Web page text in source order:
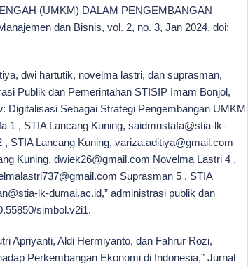
(UMKM) DALAM PENGEMBANGAN
dan Bisnis, vol. 2, no. 3, Jan 2024, doi:
dwi hartutik, novelma lastri, dan suprasman,
Publik dan Pemerintahan STISIP Imam Bonjol,
Digitalisasi Sebagai Strategi Pengembangan UMKM
1 , STIA Lancang Kuning, saidmustafa@stia-lk-
, STIA Lancang Kuning, variza.aditiya@gmail.com
Kuning, dwiek26@gmail.com Novelma Lastri 4 ,
Suprasman 5 , STIA
lk-dumai.ac.id,” administrasi publik dan
simbol.v2i1.
Apriyanti, Aldi Hermiyanto, dan Fahrur Rozi,
Perkembangan Ekonomi di Indonesia,” Jurnal